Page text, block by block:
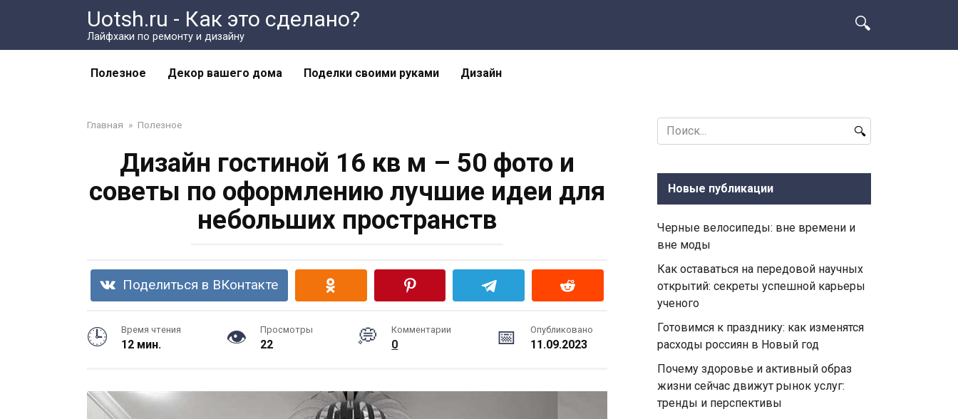
Uotsh.ru - Как это сделано?
Лайфхаки по ремонту и дизайну
Полезное Декор вашего дома Поделки своими руками Дизайн
Главная » Полезное
Дизайн гостиной 16 кв м – 50 фото и
советы по оформлению лучшие идеи для
небольших пространств
Поделиться в ВКонтакте
Время чтения
12 мин.
Просмотры
22
Комментарии
0
Опубликовано
11.09.2023
Search
for:
Новые публикации
Черные велосипеды: вне времени и
вне моды
Как оставаться на передовой научных
открытий: секреты успешной карьеры
ученого
Готовимся к празднику: как изменятся
расходы россиян в Новый год
Почему здоровье и активный образ
жизни сейчас движут рынок услуг:
тренды и перспективы